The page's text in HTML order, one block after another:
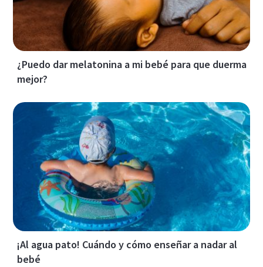
¿Puedo dar melatonina a mi bebé para que duerma
mejor?
¡Al agua pato! Cuándo y cómo enseñar a nadar al
bebé